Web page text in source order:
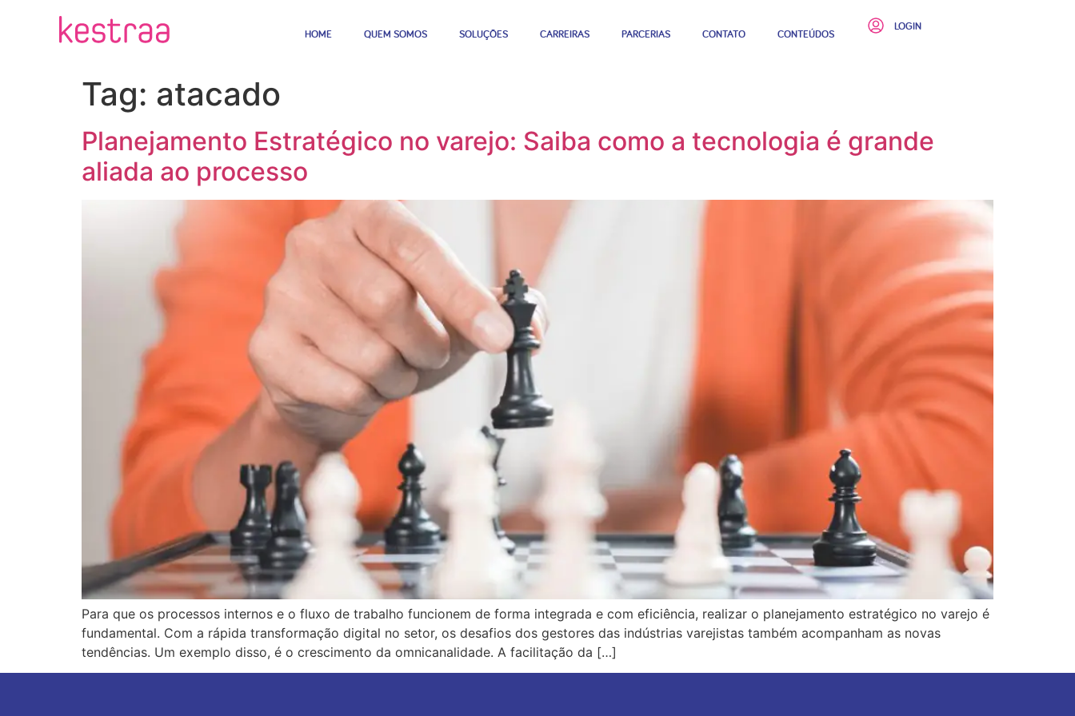
HOME QUEM SOMOS SOLUÇÕES CARREIRAS PARCERIAS CONTATO CONTEÚDOS
LOGIN
Tag: atacado
Planejamento Estratégico no varejo: Saiba como a tecnologia é grande
aliada ao processo
Para que os processos internos e o fluxo de trabalho funcionem de forma integrada e com eficiência, realizar o planejamento estratégico no varejo é
fundamental. Com a rápida transformação digital no setor, os desafios dos gestores das indústrias varejistas também acompanham as novas
tendências. Um exemplo disso, é o crescimento da omnicanalidade. A facilitação da […]